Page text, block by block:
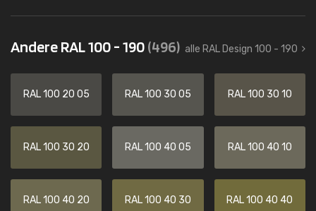
Andere RAL 100 - 190(496) alle RAL Design 100 - 190
RAL 100 20 05 RAL 100 30 05 RAL 100 30 10
RAL 100 30 20 RAL 100 40 05 RAL 100 40 10
RAL 100 40 20 RAL 100 40 30 RAL 100 40 40